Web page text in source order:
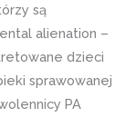
są
alienation –
dzieci
sprawowanej
PA